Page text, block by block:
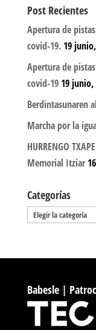
Post Recientes
Apertura de
covid-19. 19
Apertura de
covid-19 19 junio,
Berdintasunaren
Marcha por la
HURRENGO
Memorial Itziar
Categorías
Categorías
Babesle |